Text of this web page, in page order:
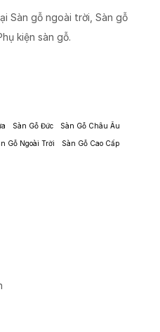
Sàn gỗ ngoài trời, Sàn gỗ
kiện sàn gỗ.
Sàn Gỗ Đức Sàn Gỗ Châu Âu
Gỗ Ngoài Trời Sàn Gỗ Cao Cấp